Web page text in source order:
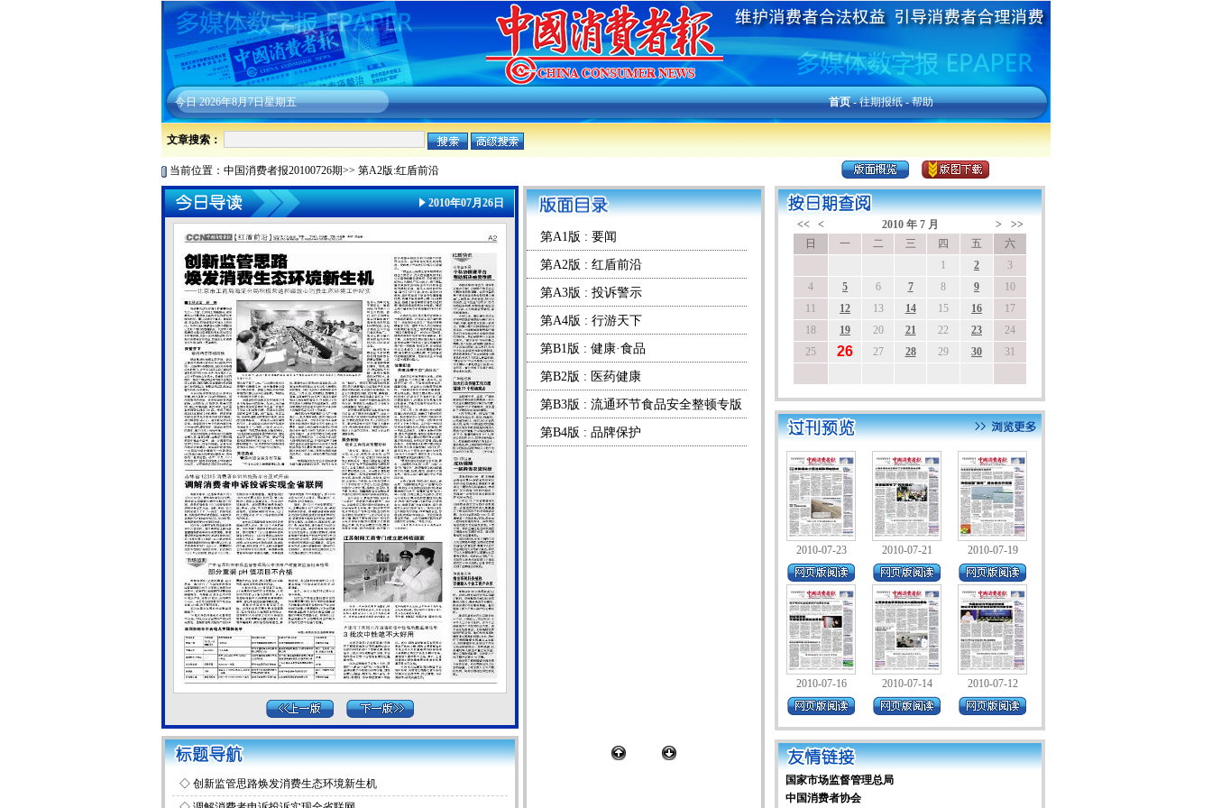
今日2026年8月7日星期五 首页-往期报纸-帮助
文章搜索：
当前位置： 中国消费者报20100726期>> 第A2版:红盾前沿
2010年07月26日
◇ 创新监管思路焕发消费生态环境新生机
第A1版 : 要闻
第A2版 : 红盾前沿
第A3版 : 投诉警示
第A4版 : 行游天下
第B1版 : 健康·食品
第B2版 : 医药健康
第B3版 : 流通环节食品安全整顿专版
第B4版 : 品牌保护
2010-07-23 2010-07-21 2010-07-19
2010-07-16 2010-07-14 2010-07-12
国家市场监督管理总局
中国消费者协会